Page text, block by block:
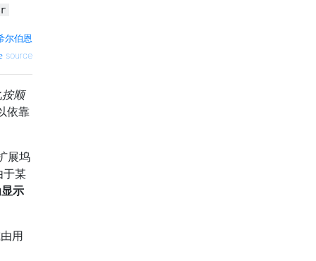
尔伯恩
source
按顺
依靠
展坞
于某
示
用